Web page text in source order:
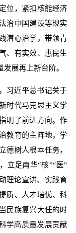
位，紧扣核能经济
治中国建设等现实
潜心治学，带领青
、有实效、惠民生
展再上新台阶。
习近平总书记关于
时代马克思主义学
明了前进方向。作
教育的主阵地，学
德树人根本任务，
立足南华“核”“医”
理论宣讲、实践育
质、人才培优、科
民族复兴大任的时
学高质量发展贡献